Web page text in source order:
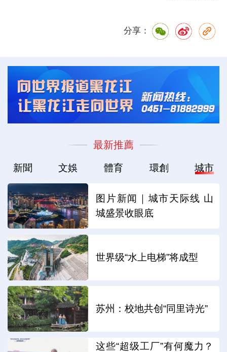
分享：
最新推薦
新聞 文娛 體育 環創 城市
图片新闻｜城市天际线 山
城盛景收眼底
世界级“水上电梯”将成型
苏州：校地共创“同里诗光”
这些“超级工厂”有何魔力？